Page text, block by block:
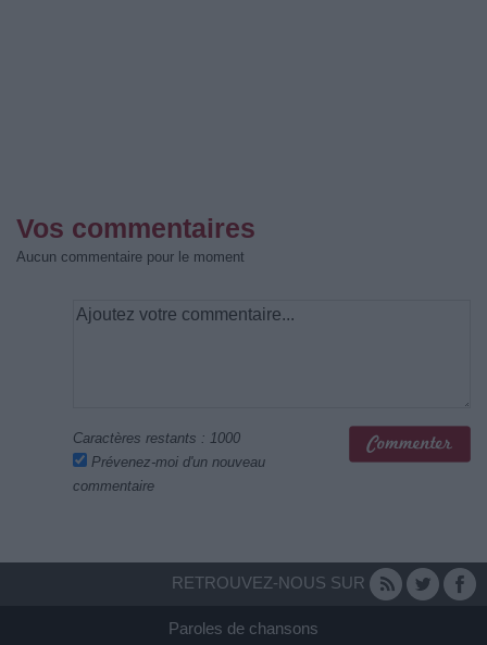
Vos commentaires
Aucun commentaire pour le moment
Caractères restants : 1000
Prévenez-moi d'un nouveau
commentaire
RETROUVEZ-NOUS SUR
Paroles de chansons